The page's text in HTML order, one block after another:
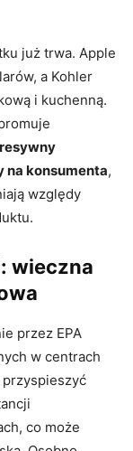
już trwa. Apple
a Kohler
i kuchenną.
konsumenta,
względy
wieczna
przez EPA
w centrach
co może